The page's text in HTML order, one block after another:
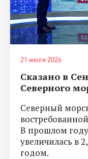
21 июля 2026
Сказано в
Северного
Северный
В прошлом
увеличилась в
годом.